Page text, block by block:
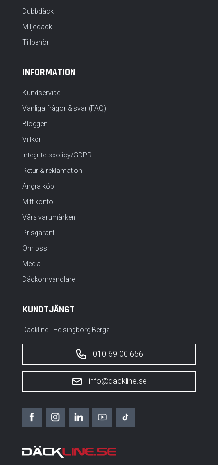
Dubbdäck
Miljödäck
Tillbehör
INFORMATION
Kundservice
Vanliga frågor & svar (FAQ)
Bloggen
Villkor
Integritetspolicy/GDPR
Retur & reklamation
Ångra köp
Mitt konto
Våra varumärken
Prisgaranti
Om oss
Media
Däckomvandlare
KUNDTJÄNST
Däckline - Helsingborg Berga
010-69 00 656
info@dackline.se